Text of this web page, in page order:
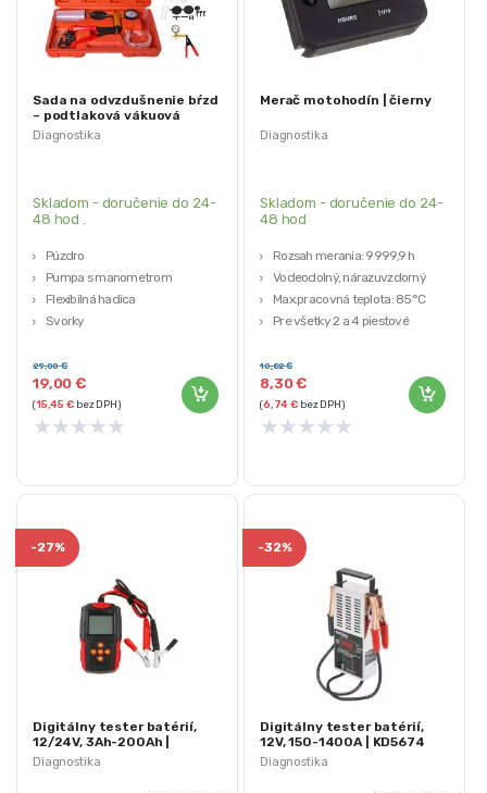
Diagnostika
Sada na odvzdušnenie bŕzd
– podtlaková vákuová
pumpa
Skladom - doručenie do 24-
48 hod .
Púzdro
Pumpa s manometrom
Flexibilná hadica
Svorky
19,00€
29,00€
(15,45€bez DPH)
★★★★★
Diagnostika
Merač motohodín | čierny
Skladom - doručenie do 24-
48 hod
Rozsah merania: 9999,9 h
Vodeodolný, nárazuvzdorný
Max.pracovná teplota: 85°C
Pre všetky 2 a 4 piestové
Maximálna doba nahrávania:
10000 h
8,30€
10,82€
(6,74€ bez DPH)
★★★★★
Diagnostika
-27%
Digitálny tester batérií,
12/24V, 3Ah-200Ah |
KD5673
Diagnostika
-32%
Digitálny tester batérií,
12V, 150-1400A | KD5674